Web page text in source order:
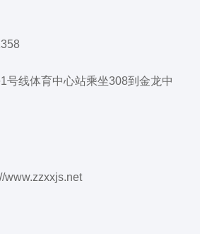
号线体育中心站乘坐308到金龙中
www.zzxxjs.net